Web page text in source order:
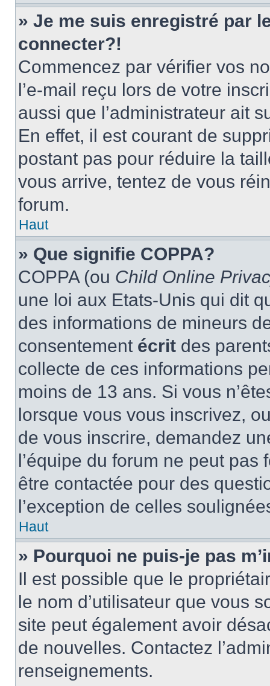
» Je me suis enregistré par
connecter?!
Commencez par vérifier vos
l’e-mail reçu lors de votre
aussi que l’administrateur ait
En effet, il est courant de
postant pas pour réduire la
vous arrive, tentez de vous
forum.
Haut
» Que signifie COPPA?
COPPA (ou Child Online
une loi aux Etats-Unis qui dit
des informations de mineurs
consentement écrit des
collecte de ces informations
moins de 13 ans. Si vous
lorsque vous vous inscrivez,
de vous inscrire, demandez
l’équipe du forum ne peut
être contactée pour des
l’exception de celles
Haut
» Pourquoi ne puis-je pas
Il est possible que le
le nom d’utilisateur que vous
site peut également avoir
de nouvelles. Contactez
renseignements.